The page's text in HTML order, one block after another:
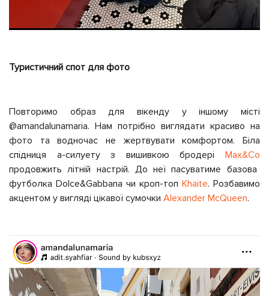
Туристичний спот для фото
Повторимо образ для вікенду у іншому місті
@amandalunamaria. Нам потрібно виглядати красиво на
фото та водночас не жертвувати комфортом. Біла
спідниця а-силуету з вишивкою бродері Max&Co
продовжить літній настрій. До неї пасуватиме базова
футболка Dolce&Gabbana чи кроп-топ Khaite. Розбавимо
акцентом у вигляді цікавої сумочки Alexander McQueen.